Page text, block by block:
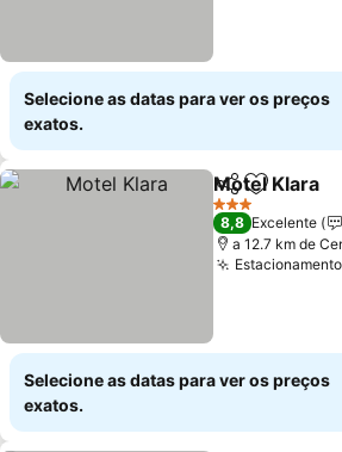
Selecione as datas para ver os preços
exatos.
Partilhar
Motel Klara
3 Estrelas
8,8 Excelente
a 12.7 km de
Selecione as datas para ver os preços
exatos.